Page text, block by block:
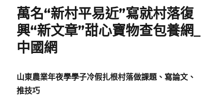
萬名“新村平易近”寫就村落復
興“新文章”甜心寶物查包養網_
中國網
山東農業年夜學學子冷假扎根村落做課題、寫論文、
推技巧